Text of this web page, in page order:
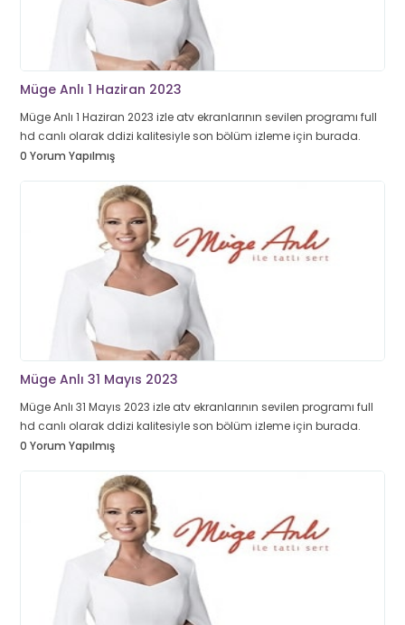
Müge Anlı 1 Haziran 2023
Müge Anlı 1 Haziran 2023 izle atv ekranlarının sevilen programı full
hd canlı olarak ddizi kalitesiyle son bölüm izleme için burada.
0 Yorum Yapılmış
Müge Anlı 31 Mayıs 2023
Müge Anlı 31 Mayıs 2023 izle atv ekranlarının sevilen programı full
hd canlı olarak ddizi kalitesiyle son bölüm izleme için burada.
0 Yorum Yapılmış